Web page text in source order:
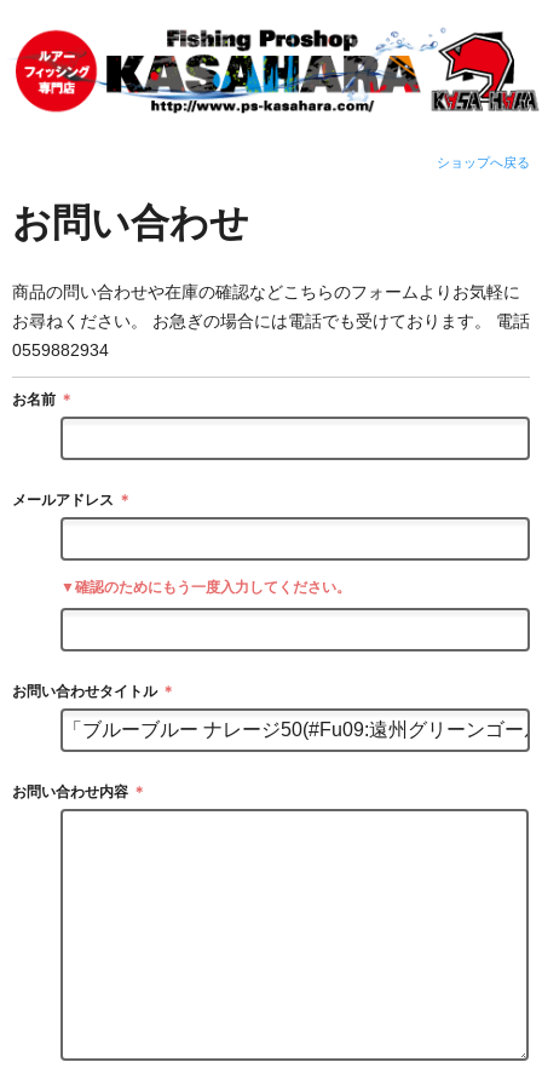
ショップへ戻る
お問い合わせ
商品の問い合わせや在庫の確認などこちらのフォームよりお気軽に
お尋ねください。 お急ぎの場合には電話でも受けております。 電話
0559882934
お名前 ＊
メールアドレス ＊
▼確認のためにもう一度入力してください。
お問い合わせタイトル ＊
お問い合わせ内容 ＊